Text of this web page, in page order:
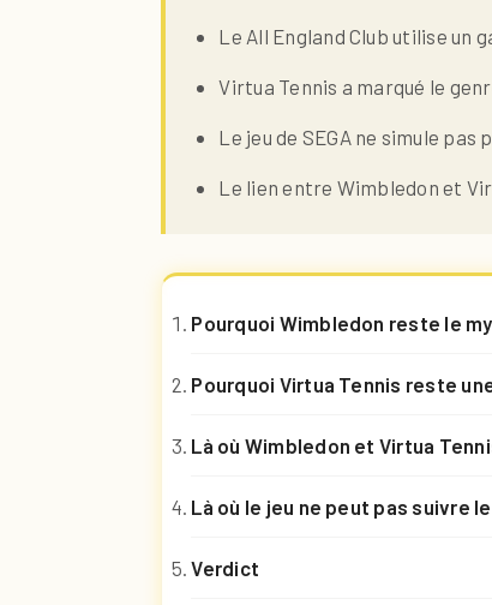
Le All England Club utilise un
Virtua Tennis a marqué le
Le jeu de SEGA ne simule
Le lien entre Wimbledon et
Pourquoi Wimbledon reste le
Pourquoi Virtua Tennis reste
Là où Wimbledon et Virtua
Là où le jeu ne peut pas suivre
Verdict